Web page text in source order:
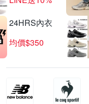
24HRS內衣
均價$350